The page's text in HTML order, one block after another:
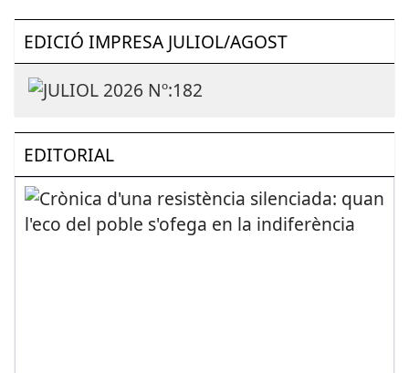
EDICIÓ IMPRESA JULIOL/AGOST
EDITORIAL